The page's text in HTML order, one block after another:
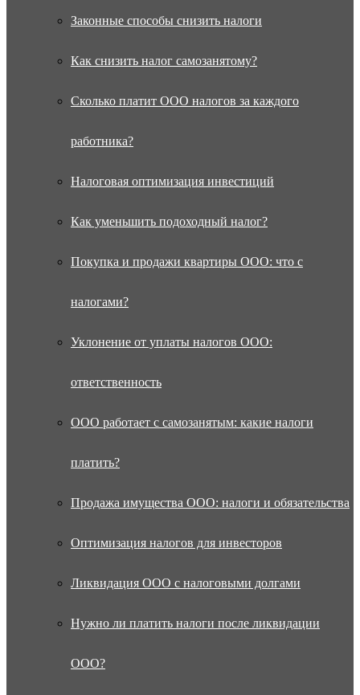
Законные способы снизить налоги
Как снизить налог самозанятому?
Сколько платит ООО налогов за каждого
работника?
Налоговая оптимизация инвестиций
Как уменьшить подоходный налог?
Покупка и продажи квартиры ООО: что с
налогами?
Уклонение от уплаты налогов ООО:
ответственность
ООО работает с самозанятым: какие налоги
платить?
Продажа имущества ООО: налоги и обязательства
Оптимизация налогов для инвесторов
Ликвидация ООО с налоговыми долгами
Нужно ли платить налоги после ликвидации
ООО?